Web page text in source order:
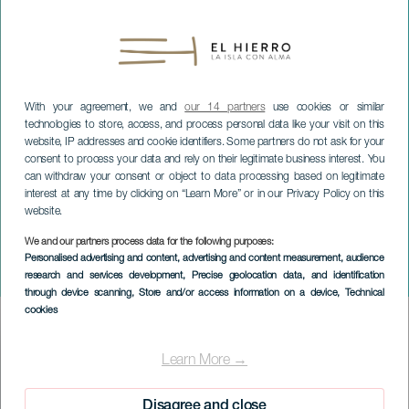
With your agreement, we andour 14 partnersuse cookies or similar
technologies to store, access, and process personal data like your visit on this
website, IP addresses and cookie identifiers. Some partners do not ask for your
consent to process your data and rely on their legitimate business interest. You
can withdraw your consent or object to data processing based on legitimate
interest at any time by clicking on “Learn More” or in our Privacy Policy on this
website.
We and our partners process data for the following purposes:
Personalised advertising and content, advertising and content measurement, audience
research and services development, Precise geolocation data, and identification
through device scanning, Store and/or access information on a device, Technical
cookies
Learn More →
Mirando lo pequeño
EL HIERRO